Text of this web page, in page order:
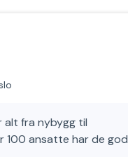
alt fra nybygg til
100 ansatte har de god